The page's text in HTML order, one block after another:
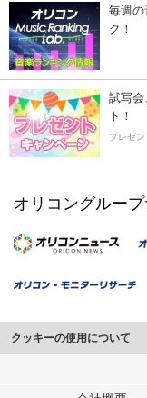
毎週の
ク！
試写会
ト！
プレゼ
オリコングループ
クッキーの使用について
このサイトでは Cookie を